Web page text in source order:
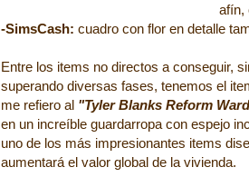
afín,
-SimsCash: cuadro con flor en detalle
Entre los items no directos a conseguir,
superando diversas fases, tenemos el
me refiero al "Tyler Blanks Reform
en un increíble guardarropa con espejo
uno de los más impresionantes items
aumentará el valor global de la vivienda.